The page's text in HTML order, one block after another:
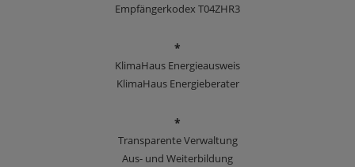
Empfängerkodex T04ZHR3
*
KlimaHaus Energieausweis
KlimaHaus Energieberater
*
Transparente Verwaltung
Aus- und Weiterbildung